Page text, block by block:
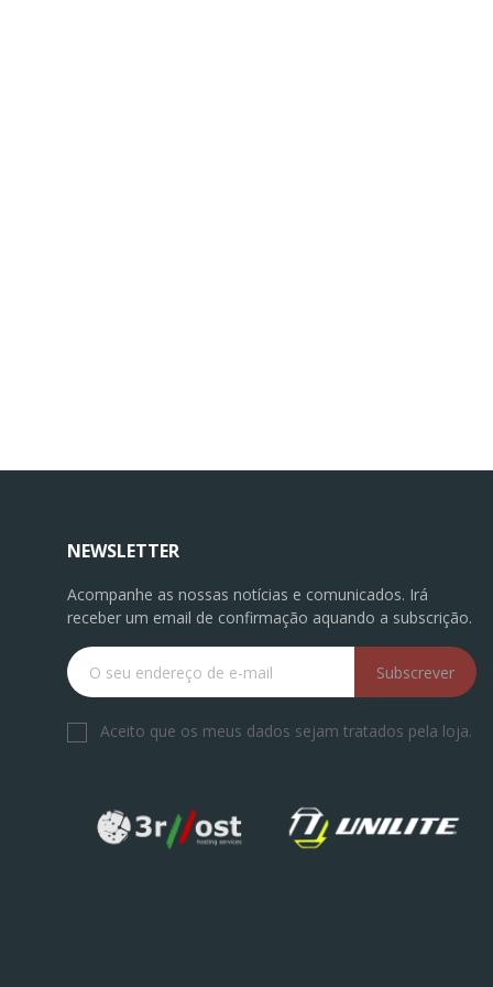
NEWSLETTER
Acompanhe as nossas notícias e comunicados. Irá
receber um email de confirmação aquando a subscrição.
Subscrever
Aceito que os meus dados sejam tratados pela loja.